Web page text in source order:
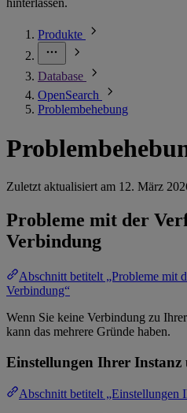
hinterlassen.
Produkte
Database
OpenSearch
Problembehebung
Zuletzt aktualisiert am 12. März
Probleme mit der
Verbindung
Abschnitt betitelt „Probleme mit
Verbindung“
Wenn Sie keine Verbindung zu
kann das mehrere Gründe haben.
Einstellungen Ihrer Instanz
Abschnitt betitelt „Einstellungen